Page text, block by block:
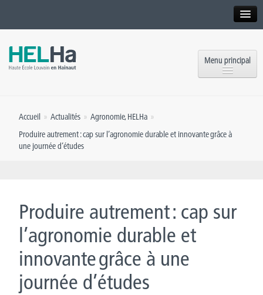
Formation continue et Recherche
Menu principal
Rencontrez-nous
Inscriptions
Accueil » Actualités » Agronomie,HELHa »
Produire autrement : cap sur l’agronomie durable et innovante grâce à
une journée d’études
Produire autrement : cap sur
l’agronomie durable et
innovante grâce à une
journée d’études